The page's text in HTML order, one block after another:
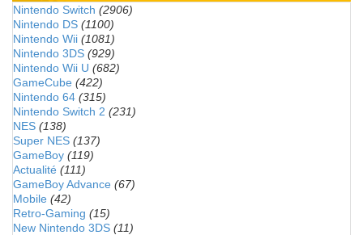
Nintendo Switch (2906)
Nintendo DS (1100)
Nintendo Wii (1081)
Nintendo 3DS (929)
Nintendo Wii U (682)
GameCube (422)
Nintendo 64 (315)
Nintendo Switch 2 (231)
NES (138)
Super NES (137)
GameBoy (119)
Actualité (111)
GameBoy Advance (67)
Mobile (42)
Retro-Gaming (15)
New Nintendo 3DS (11)